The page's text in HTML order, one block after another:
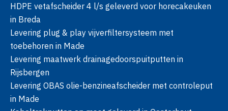
HDPE vetafscheider 4 l/s geleverd voor horecakeuken
in Breda
Levering plug & play vijverfiltersysteem met
toebehoren in Made
Levering maatwerk drainagedoorspuitputten in
Rijsbergen
Levering OBAS olie-benzineafscheider met controleput
in Made